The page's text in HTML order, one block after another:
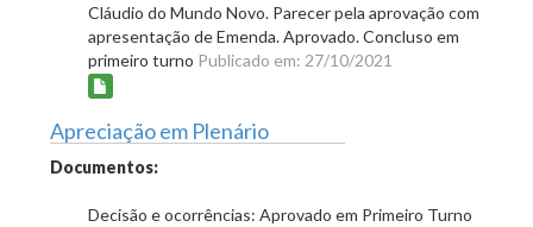
Cláudio do Mundo Novo. Parecer pela aprovação com
apresentação de Emenda. Aprovado. Concluso em
primeiro turno Publicado em: 27/10/2021
Apreciação em Plenário
Documentos:
Decisão e ocorrências: Aprovado em Primeiro Turno